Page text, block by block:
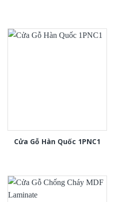
Cửa Gỗ Hàn Quốc 1PNC1